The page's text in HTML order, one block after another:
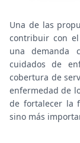
Una de las
contribuir con
una demanda
cuidados de
cobertura de
enfermedad de
de fortalecer la
sino más